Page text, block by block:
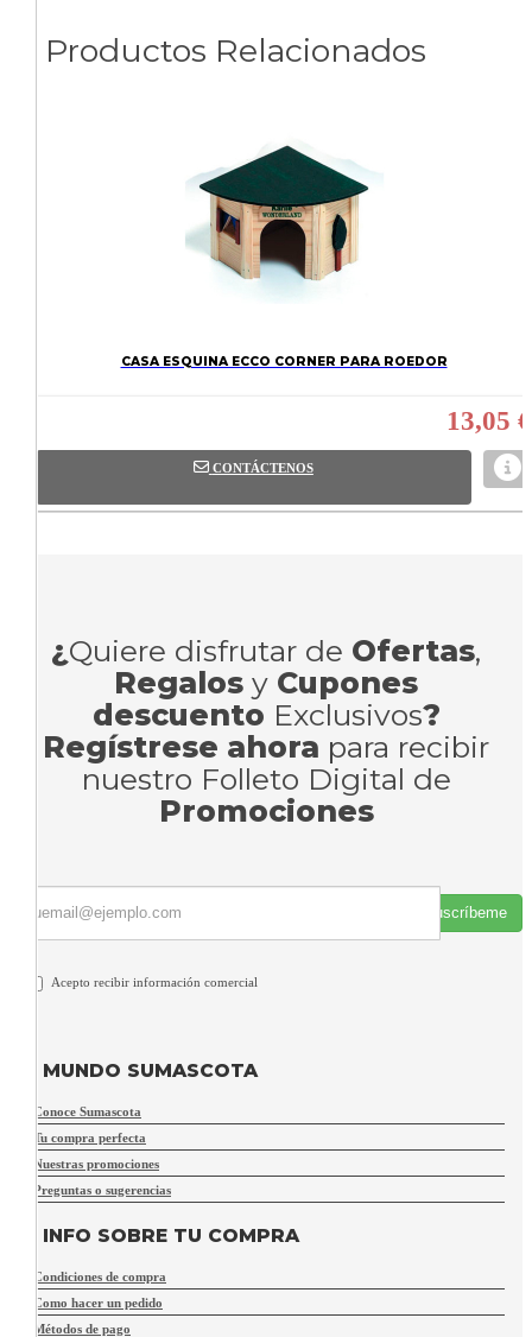
Productos Relacionados
CASA ESQUINA ECCO CORNER PARA ROEDOR
13,05 €
CONTÁCTENOS
¿Quiere disfrutar de Ofertas,
Regalos y Cupones
descuento Exclusivos?
Regístrese ahora para recibir
nuestro Folleto Digital de
Promociones
Suscríbeme
Acepto recibir información comercial
MUNDO SUMASCOTA
Conoce Sumascota
Tu compra perfecta
Nuestras promociones
Preguntas o sugerencias
INFO SOBRE TU COMPRA
Condiciones de compra
Como hacer un pedido
Métodos de pago